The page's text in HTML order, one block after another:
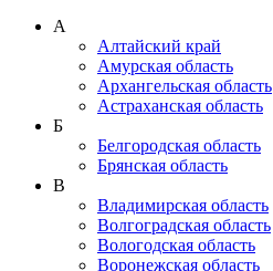
А
Алтайский край
Амурская область
Архангельская область
Астраханская область
Б
Белгородская область
Брянская область
В
Владимирская область
Волгоградская область
Вологодская область
Воронежская область